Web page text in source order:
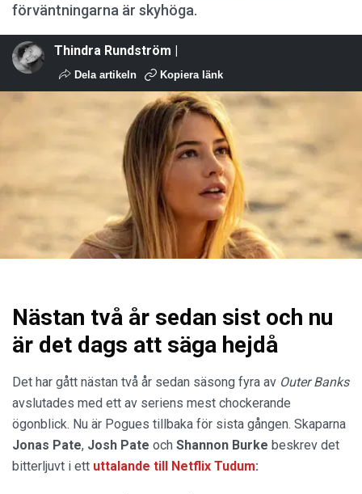
förväntningarna är skyhöga.
Thindra Rundström |
Dela artikeln Kopiera länk
Nästan två år sedan sist och nu
är det dags att säga hejdå
Det har gått nästan två år sedan säsong fyra av Outer Banks
avslutades med ett av seriens mest chockerande
ögonblick. Nu är Pogues tillbaka för sista gången. Skaparna
Jonas Pate, Josh Pate och Shannon Burke beskrev det
bitterljuvt i ett uttalande till Netflix Tudum: